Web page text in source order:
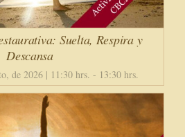
Suelta, Respira y
Descansa
de 2026 | 11:30 hrs. - 13:30 hrs.